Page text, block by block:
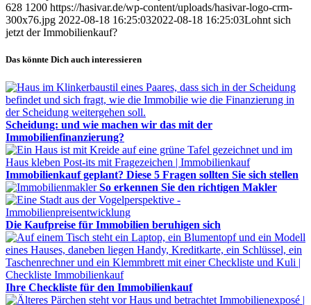
628 1200 https://hasivar.de/wp-content/uploads/hasivar-logo-crm-
300x76.jpg 2022-08-18 16:25:032022-08-18 16:25:03Lohnt sich
jetzt der Immobilienkauf?
Das könnte Dich auch interessieren
Scheidung: und wie machen wir das mit der
Immobilienfinanzierung?
Immobilienkauf geplant? Diese 5 Fragen sollten Sie sich stellen
So erkennen Sie den richtigen Makler
Die Kaufpreise für Immobilien beruhigen sich
Ihre Checkliste für den Immobilienkauf